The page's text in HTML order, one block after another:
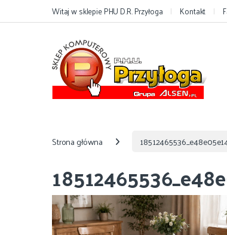
Przejdź do nawigacji
Przejdź do treściWitaj w sklepie PHU D.R. Przyłoga Kontakt
Strona główna